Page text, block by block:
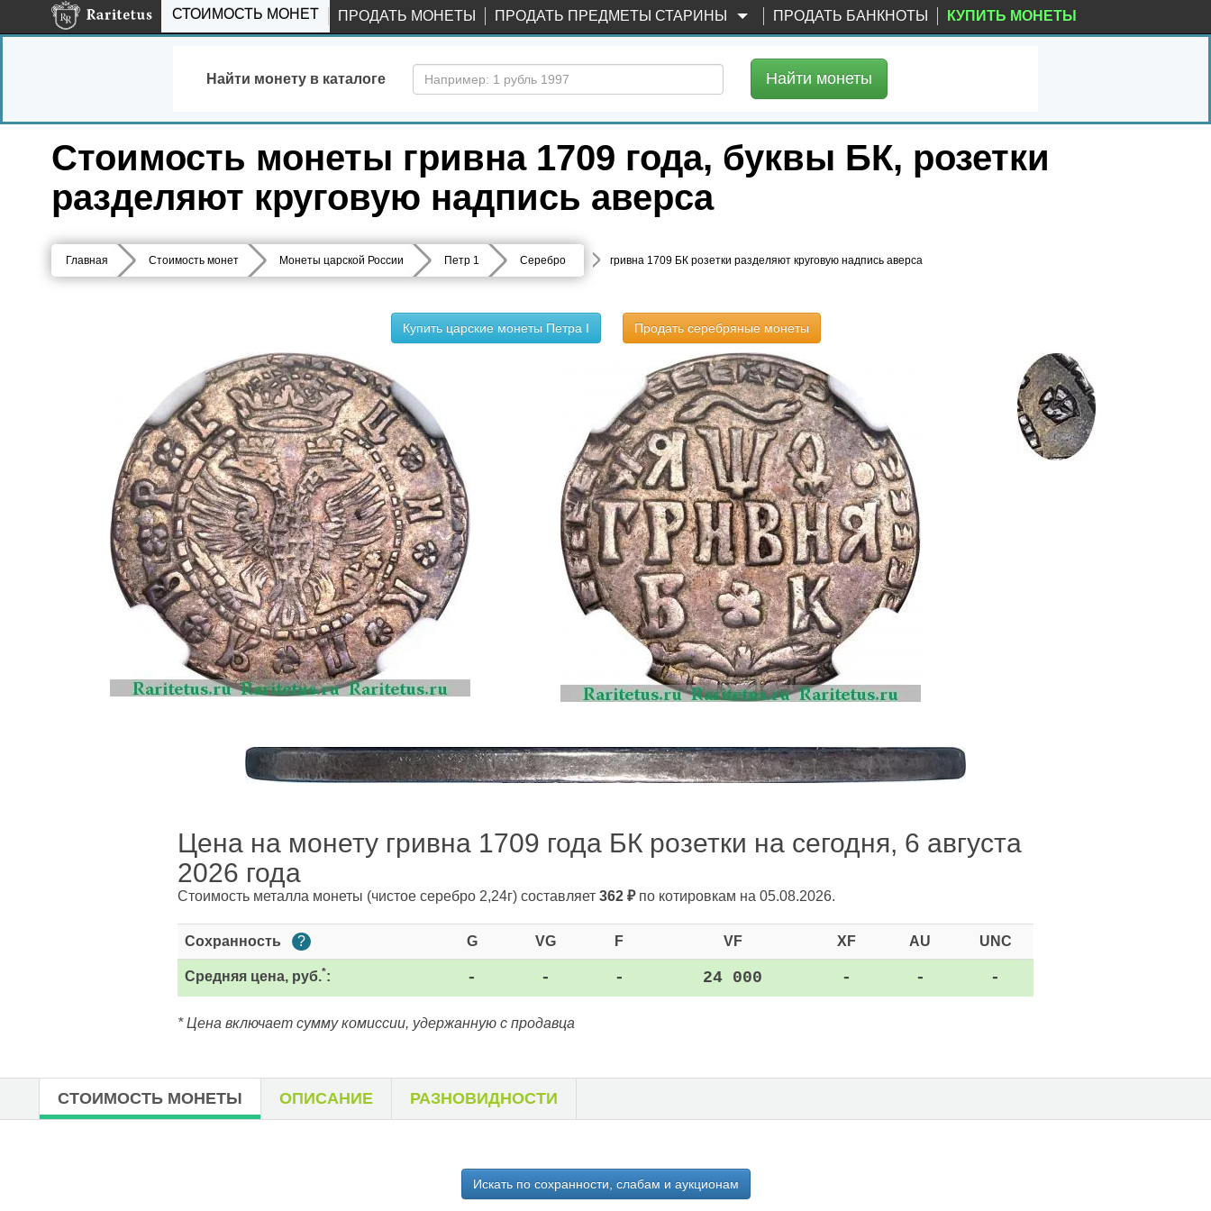
СТОИМОСТЬ МОНЕТ ПРОДАТЬ МОНЕТЫ ПРОДАТЬ ПРЕДМЕТЫ СТАРИНЫ ПРОДАТЬ БАНКНОТЫ КУПИТЬ МОНЕТЫ
Найти монету в каталоге Найти монеты
Стоимость монеты гривна 1709 года, буквы БК, розетки
разделяют круговую надпись аверса
Главная Стоимость монет Монеты царской России Петр 1 Серебро гривна 1709 БК розетки разделяют круговую надпись аверса
Купить царские монеты Петра I Продать серебряные монеты
Цена на монету гривна 1709 года БК розетки на сегодня, 6 августа
2026 года
Стоимость металла монеты (чистое серебро 2,24г) составляет 362 ₽по котировкам на 05.08.2026.
Сохранность ? G VG F VF XF AU UNC
Средняя цена, руб.*: - - - 24 000 - - -
* Цена включает сумму комиссии, удержанную с продавца
СТОИМОСТЬ МОНЕТЫ ОПИСАНИЕ РАЗНОВИДНОСТИ
Искать по сохранности, слабам и аукционам